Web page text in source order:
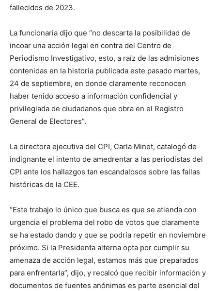
fallecidos de 2023.
La funcionaria dijo que “no descarta la posibilidad de
incoar una acción legal en contra del Centro de
Periodismo Investigativo, esto, a raíz de las admisiones
contenidas en la historia publicada este pasado martes,
24 de septiembre, en donde claramente reconocen
haber tenido acceso a información confidencial y
privilegiada de ciudadanos que obra en el Registro
General de Electores”.
La directora ejecutiva del CPI, Carla Minet, catalogó de
indignante el intento de amedrentar a las periodistas del
CPI ante los hallazgos tan escandalosos sobre las fallas
históricas de la CEE.
“Este trabajo lo único que busca es que se atienda con
urgencia el problema del robo de votos que claramente
se ha estado dando y que se podría repetir en noviembre
próximo. Si la Presidenta alterna opta por cumplir su
amenaza de acción legal, estamos más que preparados
para enfrentarla”, dijo, y recalcó que recibir información y
documentos de fuentes anónimas es parte esencial del